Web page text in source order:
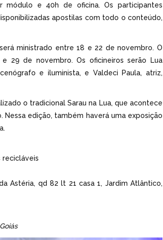
módulo e 40h de oficina. Os participantes
apostilas com todo o conteúdo,
ministrado entre 18 e 22 de novembro. O
29 de novembro. Os oficineiros serão Lua
e iluminista, e Valdeci Paula, atriz,
o tradicional Sarau na Lua, que acontece
edição, também haverá uma exposição
recicláveis
Astéria, qd 82 lt 21 casa 1, Jardim Atlântico,